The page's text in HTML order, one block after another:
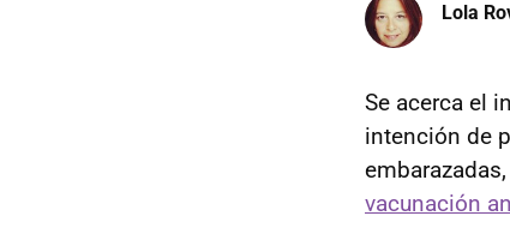
Lola
Se acerca el
intención de
vacunación